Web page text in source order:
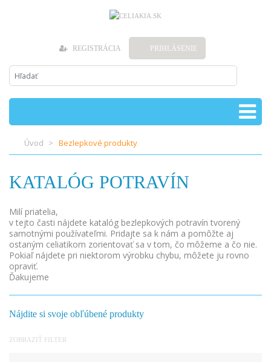
REGISTRÁCIA PRIHLÁSENIE
Úvod Bezlepkové produkty
KATALÓG POTRAVÍN
Milí priatelia,
v tejto časti nájdete katalóg bezlepkových potravín tvorený
samotnými používateľmi. Pridajte sa k nám a pomôžte aj
ostaným celiatikom zorientovať sa v tom, čo môžeme a čo nie.
Pokiaľ nájdete pri niektorom výrobku chybu, môžete ju rovno
opraviť.
Ďakujeme
Nájdite si svoje obľúbené produkty
ZOBRAZIŤ FILTER